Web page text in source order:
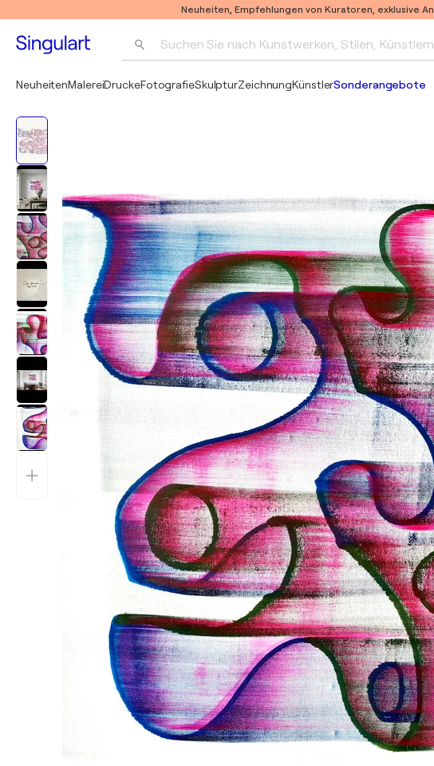
Neuheiten, Empfehlungen von Kuratoren, exklusive
Suchen Sie nach Kunstwerken, Stilen,
NeuheitenMalereiDruckeFotografieSkulpturZeichnungKünstlerSonderangebote